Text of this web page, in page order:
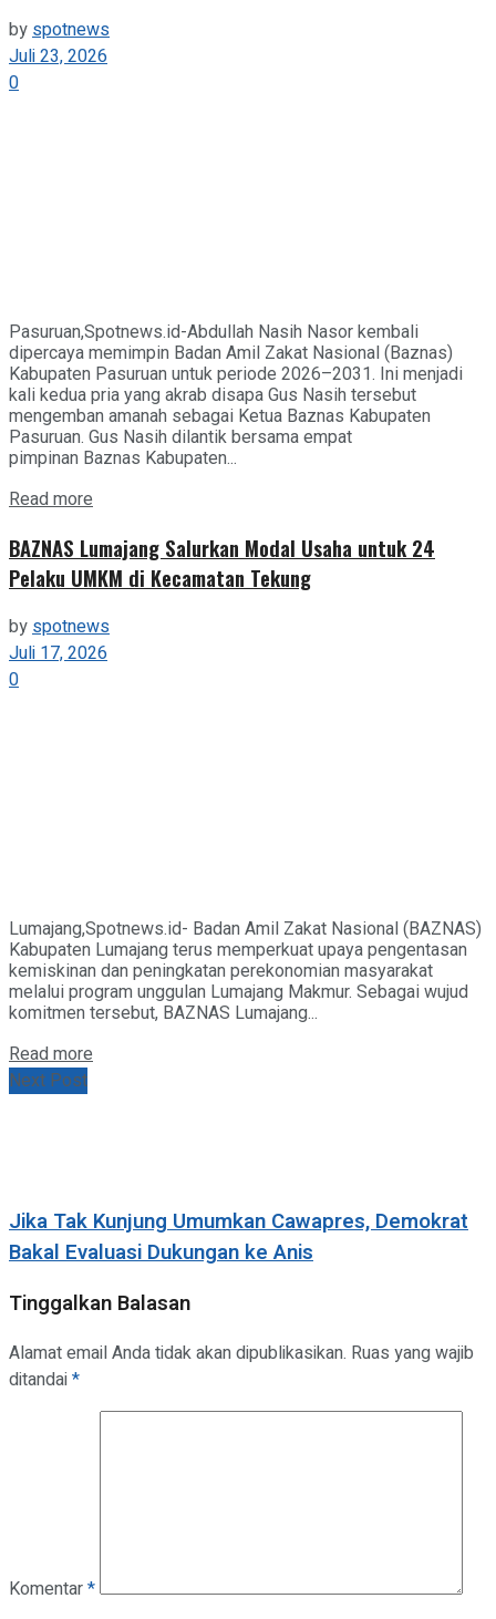
by spotnews
Juli 23, 2026
0
Pasuruan,Spotnews.id-Abdullah Nasih Nasor kembali
dipercaya memimpin Badan Amil Zakat Nasional (Baznas)
Kabupaten Pasuruan untuk periode 2026–2031. Ini menjadi
kali kedua pria yang akrab disapa Gus Nasih tersebut
mengemban amanah sebagai Ketua Baznas Kabupaten
Pasuruan. Gus Nasih dilantik bersama empat
pimpinan Baznas Kabupaten...
Read more
BAZNAS Lumajang Salurkan Modal Usaha untuk 24
Pelaku UMKM di Kecamatan Tekung
byspotnews
Juli 17, 2026
0
Lumajang,Spotnews.id- Badan Amil Zakat Nasional (BAZNAS)
Kabupaten Lumajang terus memperkuat upaya pengentasan
kemiskinan dan peningkatan perekonomian masyarakat
melalui program unggulan Lumajang Makmur. Sebagai wujud
komitmen tersebut, BAZNAS Lumajang...
Read more
Next Post
Jika Tak Kunjung Umumkan Cawapres, Demokrat
Bakal Evaluasi Dukungan ke Anis
Tinggalkan Balasan
Alamat email Anda tidak akan dipublikasikan. Ruas yang wajib
ditandai*
Komentar*